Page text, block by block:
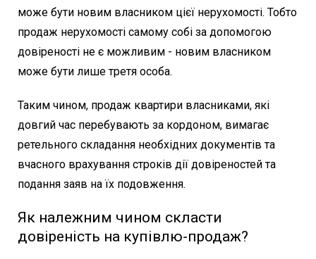
може бути новим власником цієї нерухомості. Тобто
продаж нерухомості самому собі за допомогою
довіреності не є можливим - новим власником
може бути лише третя особа.
Таким чином, продаж квартири власниками, які
довгий час перебувають за кордоном, вимагає
ретельного складання необхідних документів та
вчасного врахування строків дії довіреностей та
подання заяв на їх подовження.
Як належним чином скласти
довіреність на купівлю-продаж?